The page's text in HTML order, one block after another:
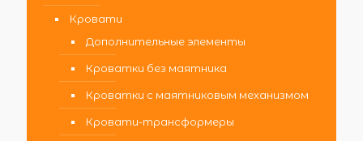
Кровати
Дополнительные элементы
Кроватки без маятника
Кроватки с маятниковым механизмом
Кровати-трансформеры